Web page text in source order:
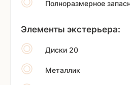
Полноразмерное
Элементы экстерьера:
Диски 20
Металлик